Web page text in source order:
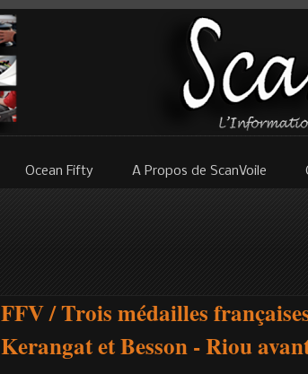
Ocean Fifty A Propos de ScanVoile
FFV / Trois médailles
Kerangat et Besson - Riou